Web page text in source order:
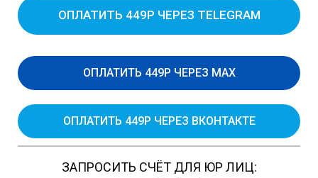
ОПЛАТИТЬ 449Р ЧЕРЕЗ TELEGRAM
ОПЛАТИТЬ 449Р ЧЕРЕЗ MAX
ОПЛАТИТЬ 449Р ЧЕРЕЗ ВКОНТАКТЕ
ЗАПРОСИТЬ СЧЁТ ДЛЯ ЮР ЛИЦ: